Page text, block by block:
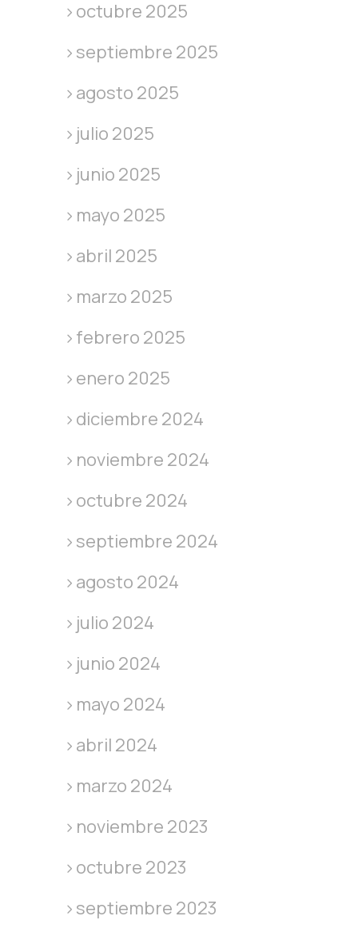
octubre 2025
septiembre 2025
agosto 2025
julio 2025
junio 2025
mayo 2025
abril 2025
marzo 2025
febrero 2025
enero 2025
diciembre 2024
noviembre 2024
octubre 2024
septiembre 2024
agosto 2024
julio 2024
junio 2024
mayo 2024
abril 2024
marzo 2024
noviembre 2023
octubre 2023
septiembre 2023